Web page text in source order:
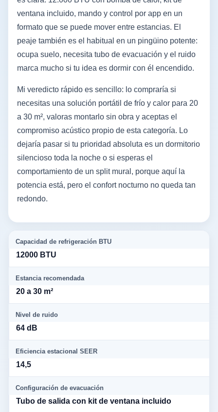
ventana incluido, mando y control por app en un
formato que se puede mover entre estancias. El
peaje también es el habitual en un pingüino potente:
ocupa suelo, necesita tubo de evacuación y el ruido
marca mucho si tu idea es dormir con él encendido.
Mi veredicto rápido es sencillo: lo compraría si
necesitas una solución portátil de frío y calor para 20
a 30 m², valoras montarlo sin obra y aceptas el
compromiso acústico propio de esta categoría. Lo
dejaría pasar si tu prioridad absoluta es un dormitorio
silencioso toda la noche o si esperas el
comportamiento de un split mural, porque aquí la
potencia está, pero el confort nocturno no queda tan
redondo.
Capacidad de refrigeración BTU
12000 BTU
Estancia recomendada
20 a 30 m²
Nivel de ruido
64 dB
Eficiencia estacional SEER
14,5
Configuración de evacuación
Tubo de salida con kit de ventana incluido